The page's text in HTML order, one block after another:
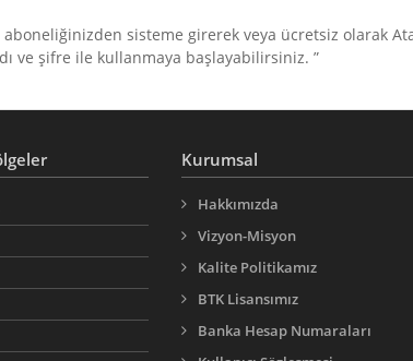
sisteme girerek veya ücretsiz olarak
ve şifre ile kullanmaya başlayabilirsiniz. ”
Kurumsal
Hakkımızda
Vizyon-Misyon
Kalite Politikamız
BTK Lisansımız
Banka Hesap Numaraları